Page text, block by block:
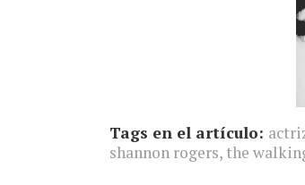
Tags en el artículo:
shannon rogers, the